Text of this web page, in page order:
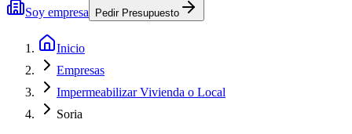
Soy empresa Pedir Presupuesto
Inicio
Empresas
Impermeabilizar Vivienda o Local
Soria